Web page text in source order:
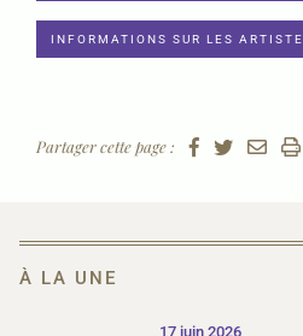
INFORMATIONS SUR LES
Partager cette page :
À LA UNE
17 juin 2026